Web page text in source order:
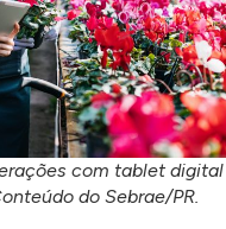
com tablet digital
do Sebrae/PR.